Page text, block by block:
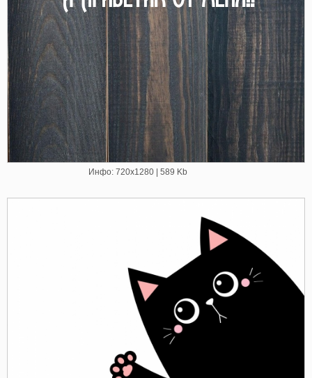
Инфо: 720х1280 | 589 Kb